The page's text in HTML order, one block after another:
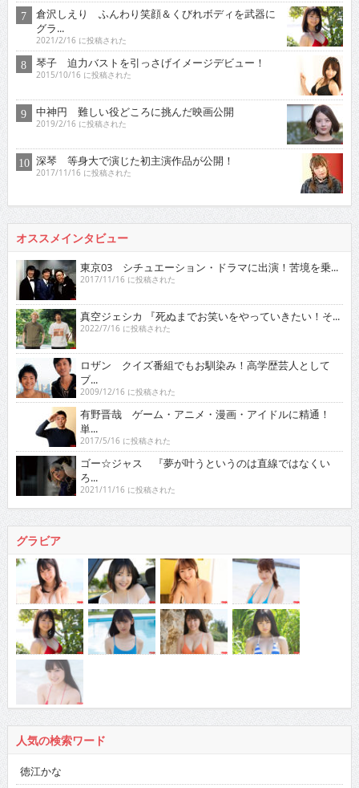
倉沢しえり ふんわり笑顔＆くびれボディを武器に
グラ...
2021/2/16 に投稿された
琴子 迫力バストを引っさげイメージデビュー！
2015/10/16 に投稿された
中神円 難しい役どころに挑んだ映画公開
2019/2/16 に投稿された
深琴 等身大で演じた初主演作品が公開！
2017/11/16 に投稿された
オススメインタビュー
東京03 シチュエーション・ドラマに出演！苦境を乗...
2017/11/16 に投稿された
真空ジェシカ 『死ぬまでお笑いをやっていきたい！そ...
2022/7/16 に投稿された
ロザン クイズ番組でもお馴染み！高学歴芸人として
ブ...
2009/12/16 に投稿された
有野晋哉 ゲーム・アニメ・漫画・アイドルに精通！
単...
2017/5/16 に投稿された
ゴー☆ジャス 『夢が叶うというのは直線ではなくい
ろ...
2021/11/16 に投稿された
グラビア
人気の検索ワード
徳江かな